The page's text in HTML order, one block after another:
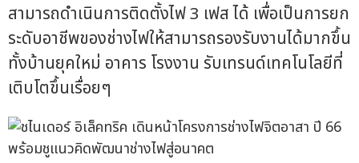
สามารถดำเนินการติดตั้งไฟ 3 เฟส ได้ เพื่อเป็นการยก
ระดับอาชีพของช่างไฟให้สามารถรองรับงานได้มากขึ้น
ทั้งบ้านยุคใหม่ อาคาร โรงงาน รับเทรนด์เทคโนโลยีที่
เติบโตขึ้นเรื่อยๆ